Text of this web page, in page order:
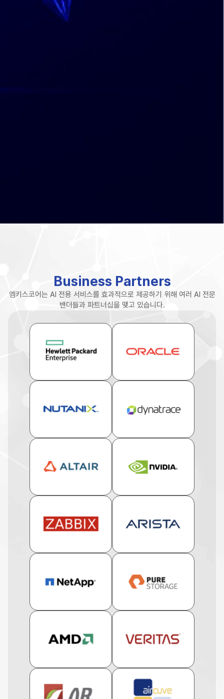
Business Partners
엠키스코어는 AI 전용 서비스를 효과적으로 제공하기 위해 여러 AI 전문
밴더들과 파트너십을 맺고 있습니다.
를 이용하여
생성형 AI 기술과 GPU 활용 증가로 인해 데이터센터는 고발열
문제가 주요 과제로 떠오르고 있습니다.
엠키스코어는 이를 해결하기 위해 Direct Liquid Cooling(DLC)
방식을 적용한 『AQUAEdge Total Solution』을 출시했습니다.
『AQUAEdge Total Solution』의 자세한 내용은 아래 버튼을 눌러
확인가능합니다.
오픈소스 모
AI/HPC 클러